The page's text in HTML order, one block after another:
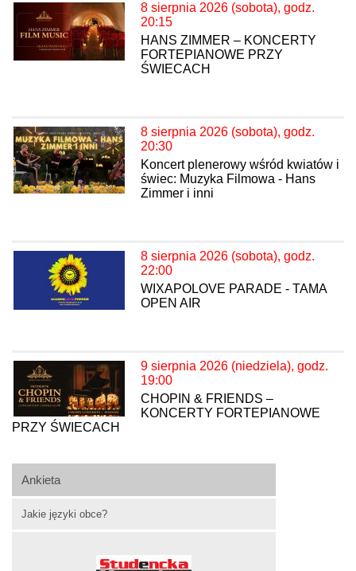
Ankieta
Jakie języki obce?
8 sierpnia 2026 (sobota), godz.
20:15
HANS ZIMMER – KONCERTY
FORTEPIANOWE PRZY
ŚWIECACH
8 sierpnia 2026 (sobota), godz.
20:30
Koncert plenerowy wśród kwiatów i
świec: Muzyka Filmowa - Hans
Zimmer i inni
8 sierpnia 2026 (sobota), godz.
22:00
WIXAPOLOVE PARADE - TAMA
OPEN AIR
9 sierpnia 2026 (niedziela), godz.
19:00
CHOPIN & FRIENDS –
KONCERTY FORTEPIANOWE
PRZY ŚWIECACH